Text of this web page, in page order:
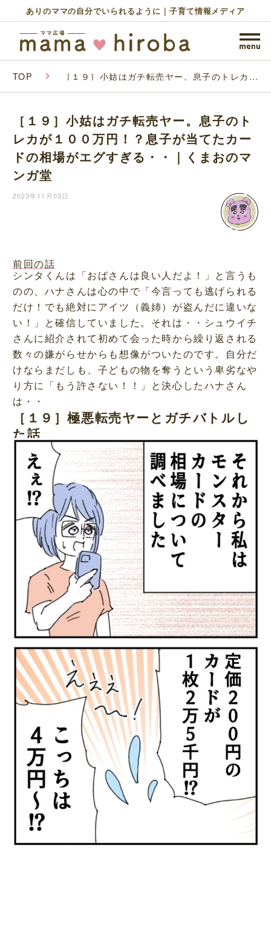
ありのママの自分でいられるように｜子育て情報メディア
TOP ［１９］小姑はガチ転売ヤー。息子のトレカが
グすぎる・・｜くまおのマンガ堂
［１９］小姑はガチ転売ヤー。息子のト
レカが１００万円！？息子が当てたカー
ドの相場がエグすぎる・・｜くまおのマ
ンガ堂
2023年11月03日
前回の話
シンタくんは「おばさんは良い人だよ！」と言うも
のの、ハナさんは心の中で「今言っても逃げられる
だけ！でも絶対にアイツ（義姉）が盗んだに違いな
い！」と確信していました。それは・・シュウイチ
さんに紹介されて初めて会った時から繰り返される
数々の嫌がらせからも想像がついたのです。自分だ
けならまだしも、子どもの物を奪うという卑劣なや
り方に「もう許さない！！」と決心したハナさん
は・・
［１９］極悪転売ヤーとガチバトルし
た話